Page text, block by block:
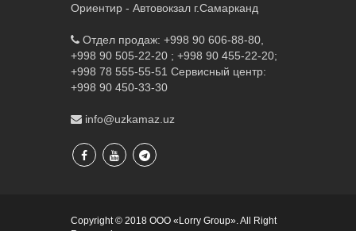
Ориентир - Автовокзал г.Самарканд
Отдел продаж: +998 90 606-88-80,
+998 90 505-22-20 ; +998 90 455-22-20;
+998 78 555-55-51 Сервисный центр:
+998 90 450-33-30
info@uzkamaz.uz
Copyright © 2018 ООО «Lorry Group». All Right